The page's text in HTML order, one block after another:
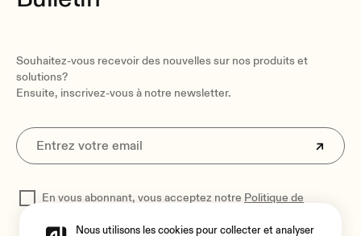
Souhaitez-vous recevoir des nouvelles sur nos produits et
solutions?
Ensuite, inscrivez-vous à notre newsletter.
En vous abonnant, vous acceptez notre Politique de
Nous utilisons les cookies pour collecter et analyser